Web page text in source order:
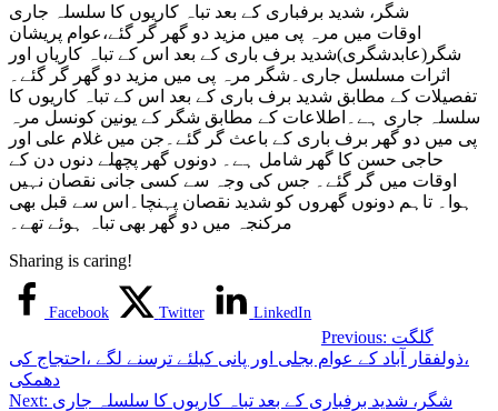
شگر، شدید برفباری کے بعد تباہ کاریوں کا سلسلہ جاری
اوقات میں مرہ پی میں مزید دو گھر گر گئے،عوام پریشان
شگر(عابدشگری)شدید برف باری کے بعد اس کے تباہ کاریاں اور
اثرات مسلسل جاری۔شگر مرہ پی میں مزید دو گھر گر گئے۔
تفصیلات کے مطابق شدید برف باری کے بعد اس کے تباہ کاریوں کا
سلسلہ جاری ہے۔اطلاعات کے مطابق شگر کے یونین کونسل مرہ
پی میں دو گھر برف باری کے باعث گر گئے۔جن میں غلام علی اور
حاجی حسن کا گھر شامل ہے۔ دونوں گھر پچھلے دنوں دن کے
اوقات میں گر گئے۔ جس کی وجہ سے کسی جانی نقصان نہیں
ہوا۔ تاہم دونوں گھروں کو شدید نقصان پہنچا۔اس سے قبل بھی
مرکنجہ میں دو گھر بھی تباہ ہوئے تھے۔
Sharing is caring!
Facebook Twitter LinkedIn
Previous:
،ذولفقار آباد کے عوام بجلی اور پانی کیلئے ترسنے لگے ،احتجاج کی
دھمکی
Next: شگر، شدید برفباری کے بعد تباہ کاریوں کا سلسلہ جاری